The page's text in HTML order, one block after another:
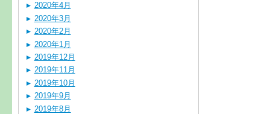
2020年4月
2020年3月
2020年2月
2020年1月
2019年12月
2019年11月
2019年10月
2019年9月
2019年8月